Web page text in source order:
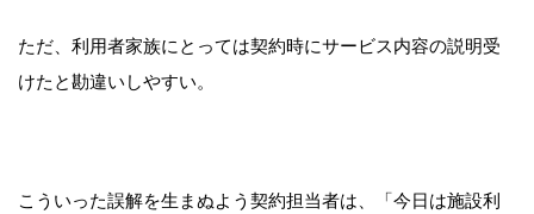
ただ、利用者家族にとっては契約時にサービス内容の説明受
けたと勘違いしやすい。
こういった誤解を生まぬよう契約担当者は、「今日は施設利